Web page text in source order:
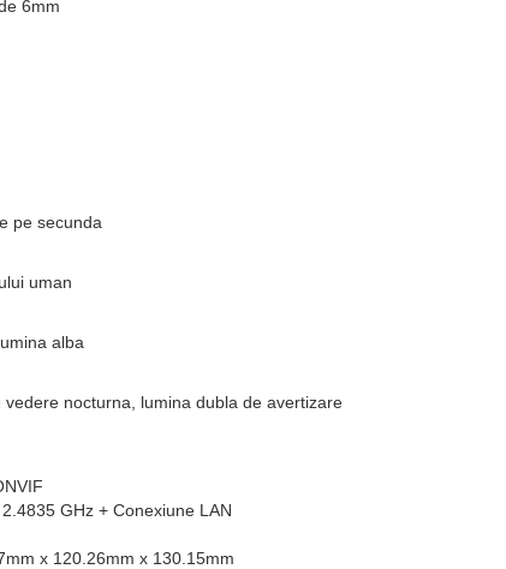
6mm
pe secunda
uman
alba
nocturna, lumina dubla de avertizare
GHz + Conexiune LAN
x 120.26mm x 130.15mm